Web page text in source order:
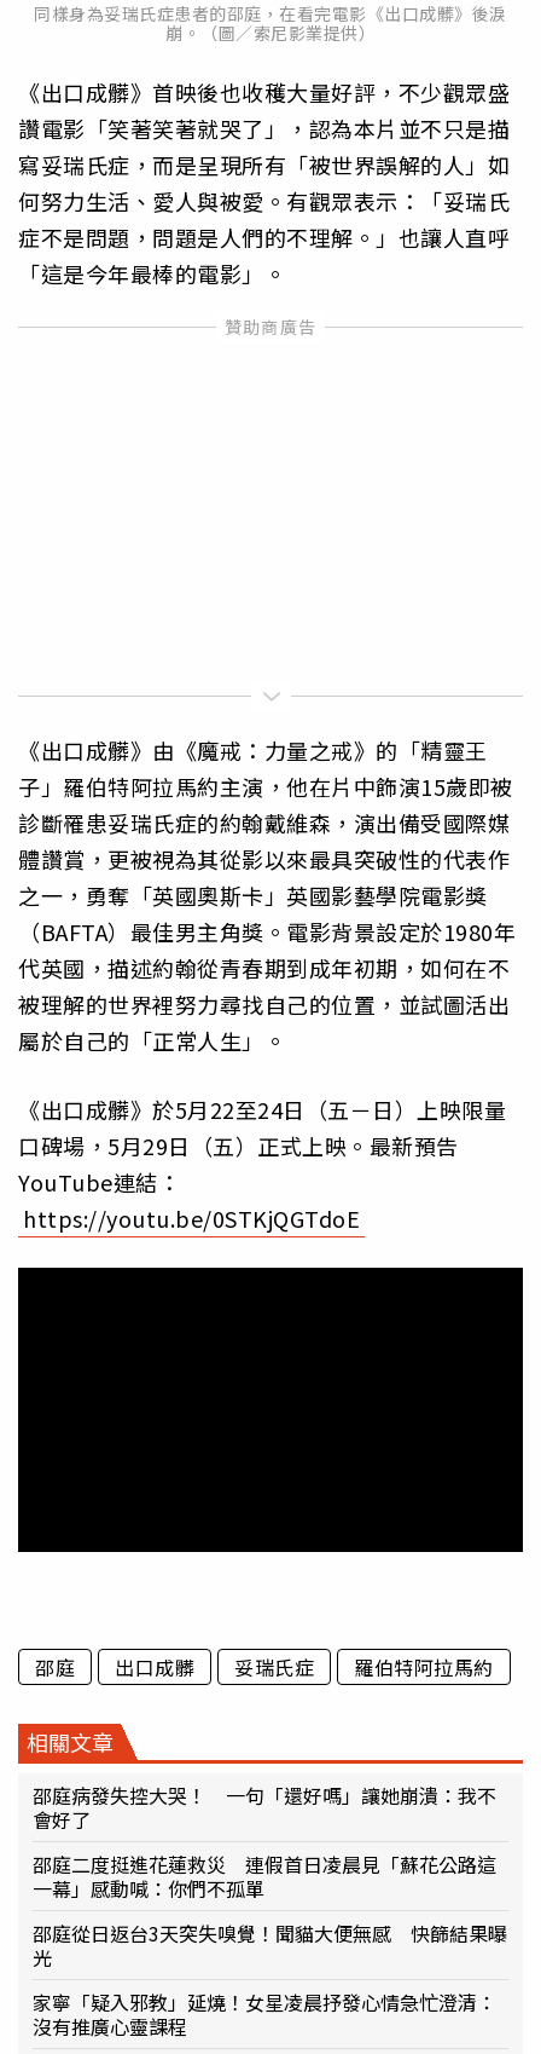
同樣身為妥瑞氏症患者的邵庭，在看完電影《出口成髒》後淚
崩。（圖／索尼影業提供）
《出口成髒》首映後也收穫大量好評，不少觀眾盛
讚電影「笑著笑著就哭了」，認為本片並不只是描
寫妥瑞氏症，而是呈現所有「被世界誤解的人」如
何努力生活、愛人與被愛。有觀眾表示：「妥瑞氏
症不是問題，問題是人們的不理解。」也讓人直呼
「這是今年最棒的電影」。
《出口成髒》由《魔戒：力量之戒》的「精靈王
子」羅伯特阿拉馬約主演，他在片中飾演15歲即被
診斷罹患妥瑞氏症的約翰戴維森，演出備受國際媒
體讚賞，更被視為其從影以來最具突破性的代表作
之一，勇奪「英國奧斯卡」英國影藝學院電影獎
（BAFTA）最佳男主角獎。電影背景設定於1980年
代英國，描述約翰從青春期到成年初期，如何在不
被理解的世界裡努力尋找自己的位置，並試圖活出
屬於自己的「正常人生」。
《出口成髒》於5月22至24日（五－日）上映限量
口碑場，5月29日（五）正式上映。最新預告
YouTube連結：
https://youtu.be/0STKjQGTdoE
邵庭 出口成髒 妥瑞氏症 羅伯特阿拉馬約
相關文章
邵庭病發失控大哭！ 一句「還好嗎」讓她崩潰：我不
會好了
邵庭二度挺進花蓮救災 連假首日凌晨見「蘇花公路這
一幕」感動喊：你們不孤單
邵庭從日返台3天突失嗅覺！聞貓大便無感 快篩結果曝
光
家寧「疑入邪教」延燒！女星凌晨抒發心情急忙澄清：
沒有推廣心靈課程